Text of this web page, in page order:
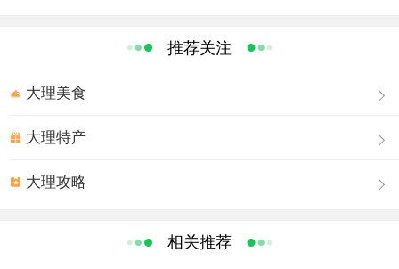
大理的银桥村，古时称为“塔桥村”。古籍记载修三塔，“役工匠七百
大的崇圣寺。
三塔的具体始建年代，历来记载不一，大体上有：①唐贞观（627
至649年）尉迟敬德造；②唐开元元年（713）恭韬、徽义造；③南
中二年，833至848）博士徐正等造。根据内地同类古塔的建筑年
推荐关注
大理美食
大理特产
大理攻略
相关推荐